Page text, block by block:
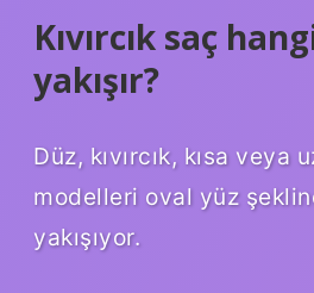
Kıvırcık saç
yakışır?
Düz, kıvırcık, kısa veya
modelleri oval yüz
yakışıyor.